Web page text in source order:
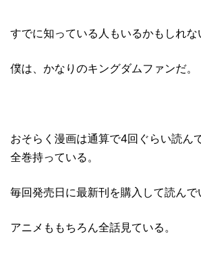
すでに知っている人もいるかもしれな
僕は、かなりのキングダムファンだ。
おそらく漫画は通算で4回ぐらい読ん
全巻持っている。
毎回発売日に最新刊を購入して読んで
アニメももちろん全話見ている。